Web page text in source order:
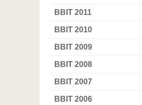
BBIT 2011
BBIT 2010
BBIT 2009
BBIT 2008
BBIT 2007
BBIT 2006